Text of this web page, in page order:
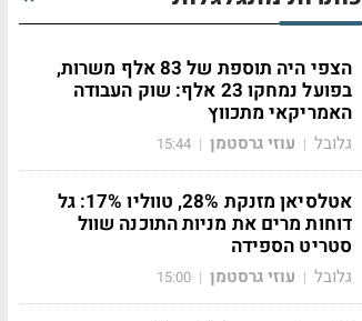
הצפי היה תוספת של 83 אלף משרות,
בפועל נמחקו 23 אלף: שוק העבודה
האמריקאי מתכווץ
גלובל | עוזי גרסטמן |
15:44
אטלסיאן מזנקת 28%, טווליו 17%: גל
דוחות מרים את מניות התוכנה שוול
סטריט הספידה
גלובל | עוזי גרסטמן |
15:00